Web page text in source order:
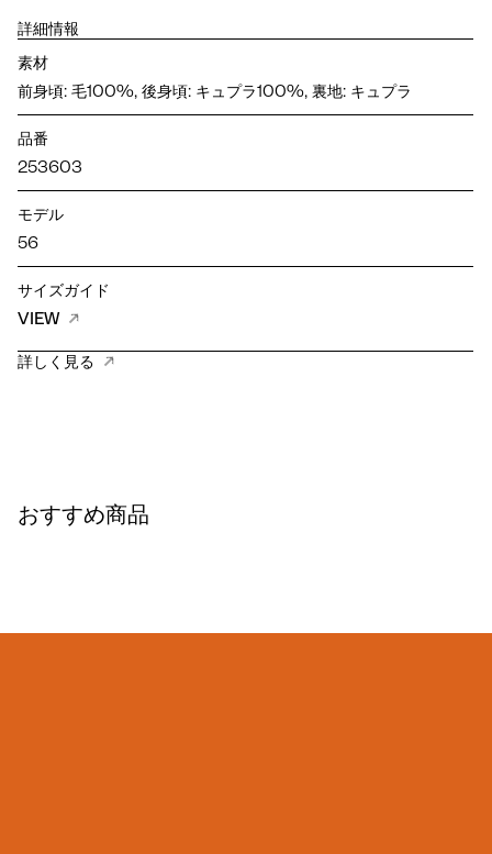
詳細情報
素材
前身頃: 毛100%, 後身頃: キュプラ100%, 裏地: キュプラ
品番
253603
モデル
56
サイズガイド
VIEW
詳しく見る
おすすめ商品